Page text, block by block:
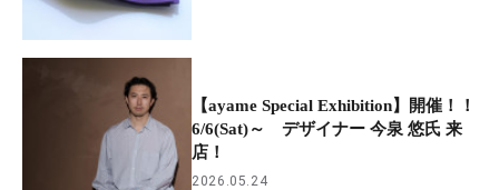
【ayame Special Exhibition】開催！！
6/6(Sat)～ デザイナー 今泉 悠氏 来
店！
2026.05.24